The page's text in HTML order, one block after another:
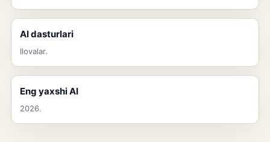
AI dasturlari
Ilovalar.
Eng yaxshi AI
2026.